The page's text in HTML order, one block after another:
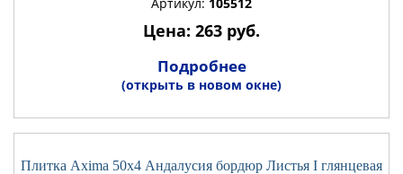
Цена: 263 руб.
Подробнее
(открыть в новом окне)
Плитка Axima 50x4 Андалусия бордюр Листья I глянцевая